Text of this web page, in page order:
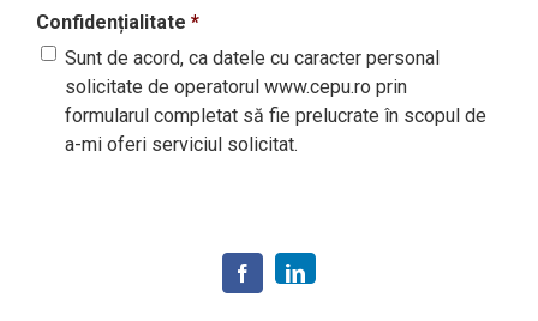
Confidențialitate *
Sunt de acord, ca datele cu caracter personal
solicitate de operatorul www.cepu.ro prin
formularul completat să fie prelucrate în scopul de
a-mi oferi serviciul solicitat.